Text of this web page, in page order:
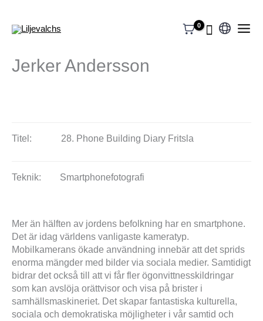
Välj
Jerker Andersson
Titel: 28. Phone Building Diary Fritsla
Teknik: Smartphonefotografi
Mer än hälften av jordens befolkning har en smartphone.
Det är idag världens vanligaste kameratyp.
Mobilkamerans ökade användning innebär att det sprids
enorma mängder med bilder via sociala medier. Samtidigt
bidrar det också till att vi får fler ögonvittnesskildringar
som kan avslöja orättvisor och visa på brister i
samhällsmaskineriet. Det skapar fantastiska kulturella,
sociala och demokratiska möjligheter i vår samtid och